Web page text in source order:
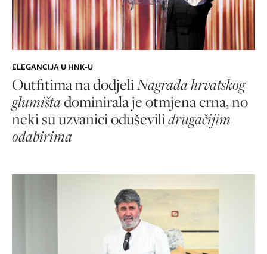
ELEGANCIJA U HNK-U
Outfitima na dodjeliNagrada hrvatskog
glumištadominirala je otmjena crna, no
neki su uzvanici oduševilidrugačijim
odabirima